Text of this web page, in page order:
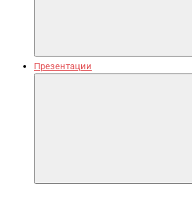
Презентации